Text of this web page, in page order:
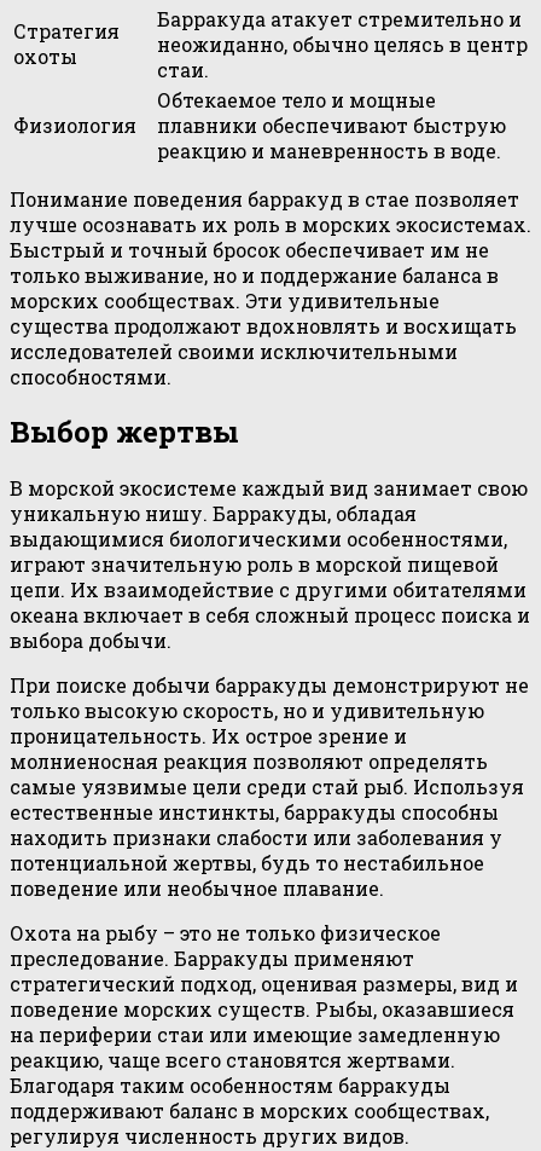
Стратегия
охоты
Барракуда атакует стремительно и
неожиданно, обычно целясь в центр
стаи.
Физиология
Обтекаемое тело и мощные
плавники обеспечивают быструю
реакцию и маневренность в воде.
Понимание поведения барракуд в стае позволяет
лучше осознавать их роль в морских экосистемах.
Быстрый и точный бросок обеспечивает им не
только выживание, но и поддержание баланса в
морских сообществах. Эти удивительные
существа продолжают вдохновлять и восхищать
исследователей своими исключительными
способностями.
Выбор жертвы
В морской экосистеме каждый вид занимает свою
уникальную нишу. Барракуды, обладая
выдающимися биологическими особенностями,
играют значительную роль в морской пищевой
цепи. Их взаимодействие с другими обитателями
океана включает в себя сложный процесс поиска и
выбора добычи.
При поиске добычи барракуды демонстрируют не
только высокую скорость, но и удивительную
проницательность. Их острое зрение и
молниеносная реакция позволяют определять
самые уязвимые цели среди стай рыб. Используя
естественные инстинкты, барракуды способны
находить признаки слабости или заболевания у
потенциальной жертвы, будь то нестабильное
поведение или необычное плавание.
Охота на рыбу – это не только физическое
преследование. Барракуды применяют
стратегический подход, оценивая размеры, вид и
поведение морских существ. Рыбы, оказавшиеся
на периферии стаи или имеющие замедленную
реакцию, чаще всего становятся жертвами.
Благодаря таким особенностям барракуды
поддерживают баланс в морских сообществах,
регулируя численность других видов.